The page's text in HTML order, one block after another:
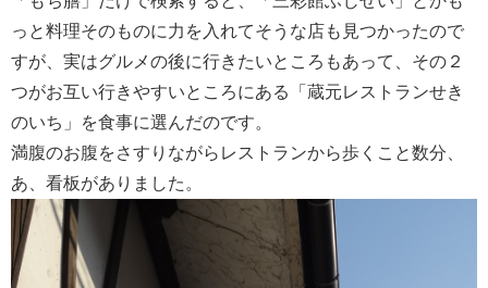
っと料理そのものに力を入れてそうな店も見つかったので
すが、実はグルメの後に行きたいところもあって、その２
つがお互い行きやすいところにある「蔵元レストランせき
のいち」を食事に選んだのです。
満腹のお腹をさすりながらレストランから歩くこと数分、
あ、看板がありました。